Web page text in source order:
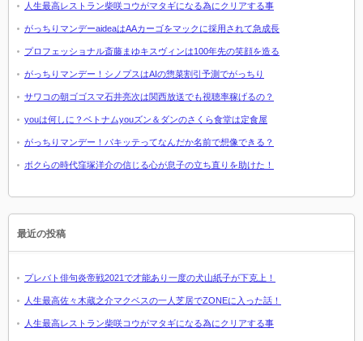
人生最高レストラン柴咲コウがマタギになる為にクリアする事
がっちりマンデーaideaはAAカーゴをマックに採用されて急成長
プロフェッショナル斎藤まゆキスヴィンは100年先の笑顔を造る
がっちりマンデー！シノプスはAIの惣菜割引予測でがっちり
サワコの朝ゴゴスマ石井亮次は関西放送でも視聴率稼げるの？
youは何しに？ベトナムyouズン＆ダンのさくら食堂は定食屋
がっちりマンデー！パキッテってなんだか名前で想像できる？
ボクらの時代窪塚洋介の信じる心が息子の立ち直りを助けた！
最近の投稿
プレバト俳句炎帝戦2021で才能あり一度の犬山紙子が下克上！
人生最高佐々木蔵之介マクベスの一人芝居でZONEに入った話！
人生最高レストラン柴咲コウがマタギになる為にクリアする事